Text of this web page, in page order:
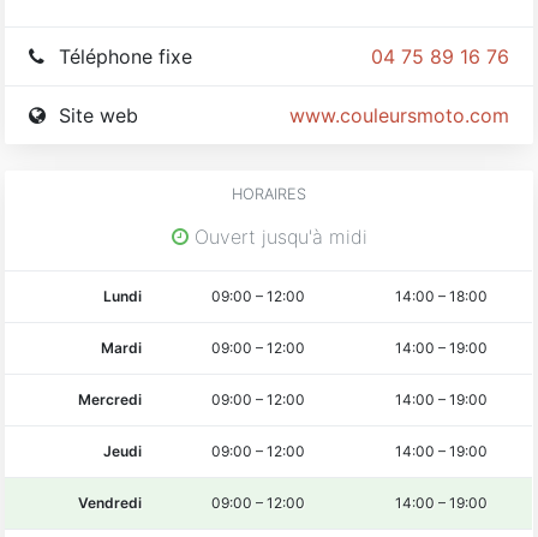
04 75 89 16 76
Téléphone fixe
www.couleursmoto.com
Site web
HORAIRES
Ouvert jusqu'à midi
Lundi 09:00 – 12:00 14:00 – 18:00
Mardi 09:00 – 12:00 14:00 – 19:00
Mercredi 09:00 – 12:00 14:00 – 19:00
Jeudi 09:00 – 12:00 14:00 – 19:00
Vendredi 09:00 – 12:00 14:00 – 19:00